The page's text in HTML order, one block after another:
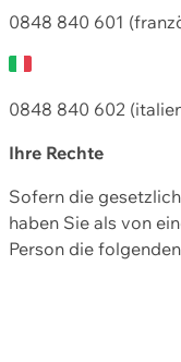
0848 840 601
0848 840 602
Ihre Rechte
Sofern die
haben Sie als von
Person die